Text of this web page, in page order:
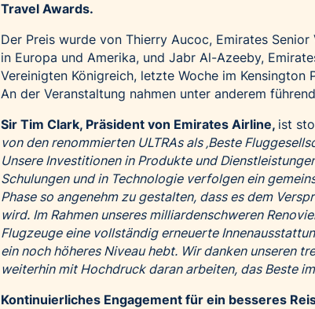
Travel Awards.
Der Preis wurde von Thierry Aucoc, Emirates
in Europa und Amerika, und Jabr Al-Azeeby,
Vereinigten Königreich, letzte Woche im Kensington
An der Veranstaltung nahmen unter anderem
Sir Tim Clark, Präsident von Emirates Airline, ist
von den renommierten ULTRAs als ‚Beste
Unsere Investitionen in Produkte und
Schulungen und in Technologie verfolgen ein
Phase so angenehm zu gestalten, dass es dem
wird. Im Rahmen unseres milliardenschweren
Flugzeuge eine vollständig erneuerte
ein noch höheres Niveau hebt. Wir danken unseren
weiterhin mit Hochdruck daran arbeiten, das Beste
Kontinuierliches Engagement für ein besseres